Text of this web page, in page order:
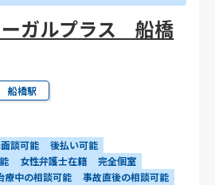
ガルプラス 船橋
船橋駅
談可能
後払い可能
女性弁護士在籍
完全個室
療中の相談可能
事故直後の相談可能